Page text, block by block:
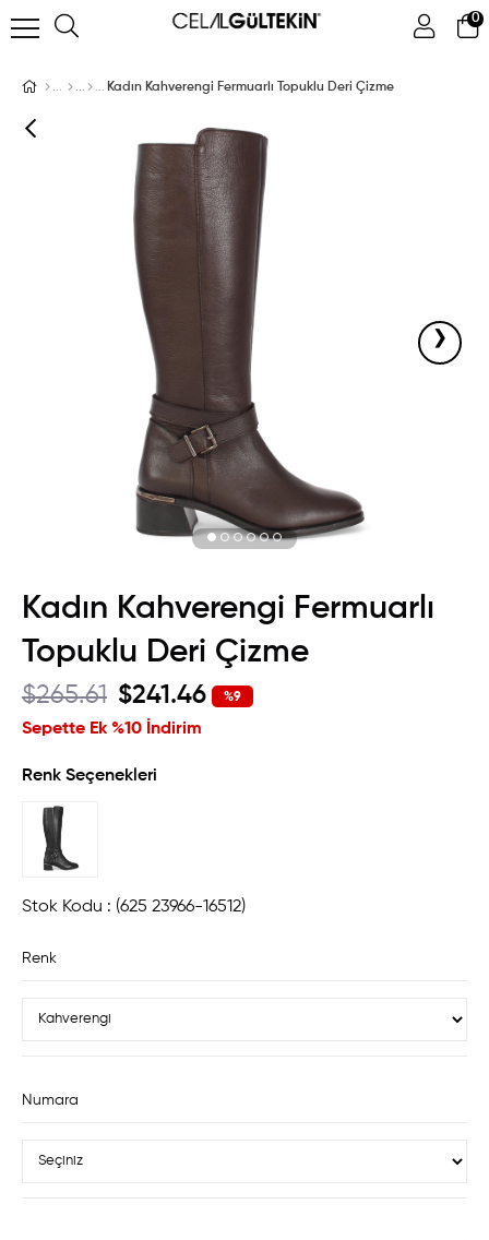
0
ÜYE GIRIŞI ÜYE OL Facebook İle Bağlan
Kadın Kahverengi Fermuarlı Topuklu Deri Çizme
›
Kadın Kahverengi Fermuarlı
Topuklu Deri Çizme
$265.61 $241.46
Sepette Ek %10 İndirim
%9
Renk Seçenekleri
Stok Kodu (625 23966-16512)
Renk
Numara